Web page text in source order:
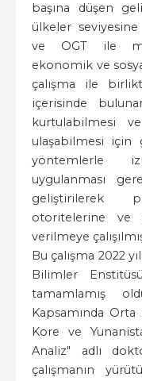
başına düşen
ülkeler
ve OGT ile
ekonomik ve
çalışma ile
içerisinde
kurtulabilmesi
ulaşabilmesi
yöntemlerle
uygulanması
geliştirilerek
otoritelerine ve
verilmeye
Bu çalışma 2022
Bilimler
tamamlamış
Kapsamında
Kore ve
Analiz" adlı
çalışmanın